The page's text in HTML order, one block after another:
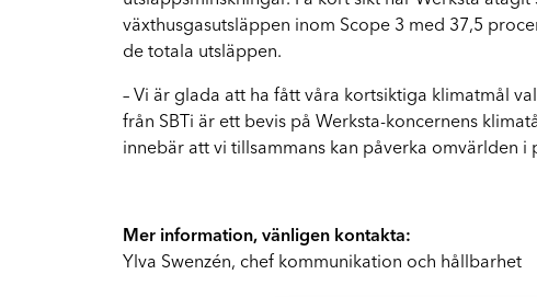
Vi hjälper dig hela vägen
Vi har rätt kompetens för mindre fordon
FAQ
växthusgasutsläppen inom Scope 3 med 37,5
de totala utsläppen.
– Vi är glada att ha fått våra kortsiktiga klimatmål
från SBTi är ett bevis på Werksta-koncernens
innebär att vi tillsammans kan påverka omvärlden
Mer information, vänligen kontakta:
Ylva Swenzén, chef kommunikation och hållbarhet